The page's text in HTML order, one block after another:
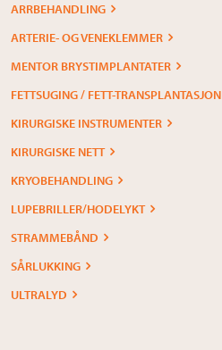
ARRBEHANDLING
ARTERIE- OG VENEKLEMMER
MENTOR BRYSTIMPLANTATER
FETTSUGING / FETT-TRANSPLANTASJON
KIRURGISKE INSTRUMENTER
KIRURGISKE NETT
KRYOBEHANDLING
LUPEBRILLER/HODELYKT
STRAMMEBÅND
SÅRLUKKING
ULTRALYD